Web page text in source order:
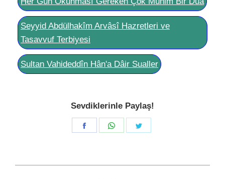
Seyyid Abdülhakîm Arvâsî Hazretleri ve
Tasavvuf Terbiyesi
Sultan Vahideddîn Hân'a Dâir Sualler
Sevdiklerinle Paylaş!
Share
Share